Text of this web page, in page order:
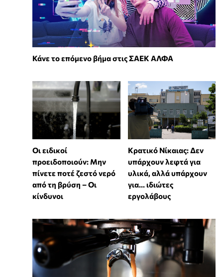
Κάνε το επόμενο βήμα στις ΣΑΕΚ ΑΛΦΑ
Οι ειδικοί
προειδοποιούν: Μην
πίνετε ποτέ ζεστό νερό
από τη βρύση – Οι
κίνδυνοι
Κρατικό Νίκαιας: Δεν
υπάρχουν λεφτά για
υλικά, αλλά υπάρχουν
για... ιδιώτες
εργολάβους